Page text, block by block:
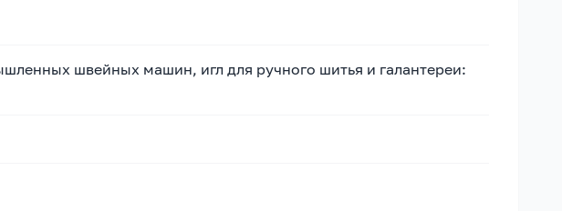
швейных машин, игл для ручного шитья и галантереи: